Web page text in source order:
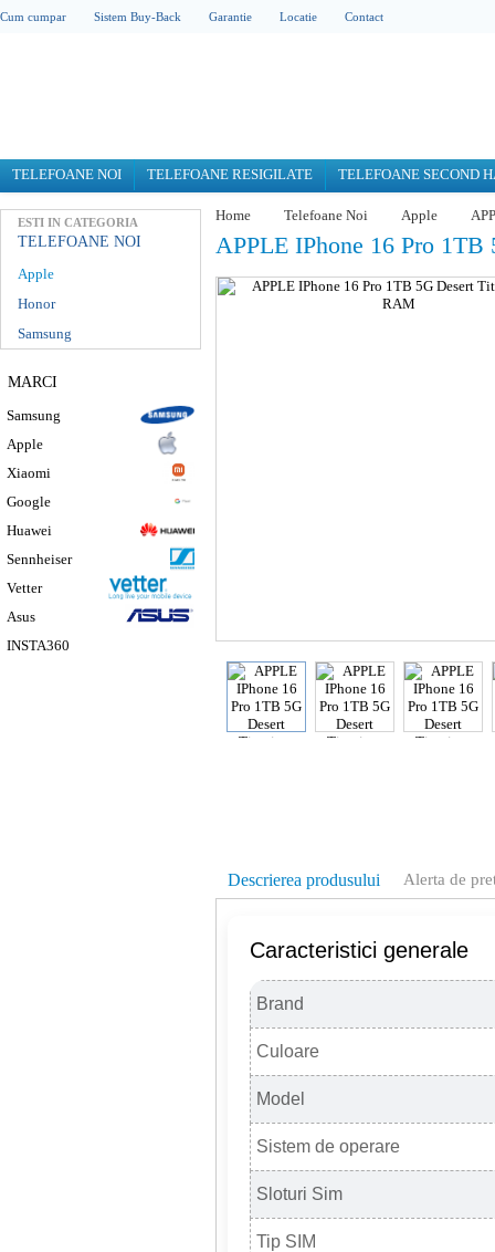
Cum cumpar Sistem Buy-Back Garantie Locatie Contact
TELEFOANE NOI TELEFOANE RESIGILATE TELEFOANE SECOND
ESTI IN CATEGORIA
TELEFOANE NOI
Apple
Honor
Samsung
MARCI
Samsung
Apple
Xiaomi
Google
Huawei
Sennheiser
Vetter
Asus
INSTA360
Home Telefoane Noi Apple
APPLE IPhone 16 Pro
Descrierea produsului Alerta de
Caracteristici generale
Brand
Culoare
Model
Sistem de operare
Sloturi Sim
Tip SIM